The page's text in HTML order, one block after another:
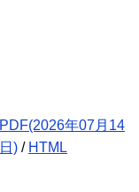
PDF(2026年07月14
日) / HTML